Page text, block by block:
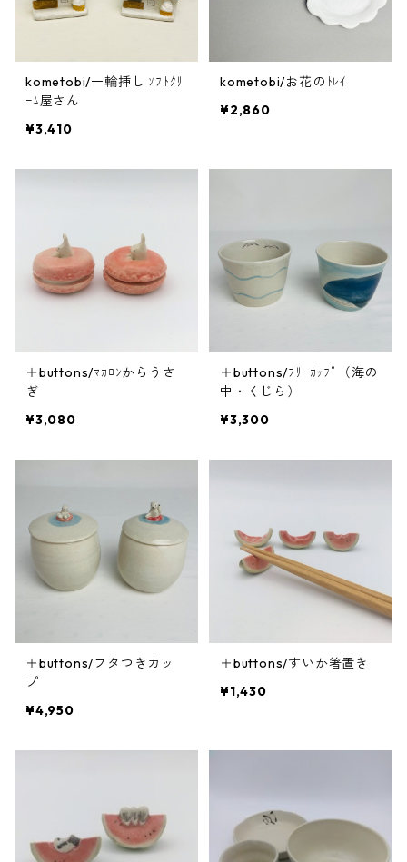
kometobi/一輪挿し ｿﾌﾄｸﾘ
ｰﾑ屋さん
¥3,410
kometobi/お花のﾄﾚｲ
¥2,860
＋buttons/ﾏｶﾛﾝからうさ
ぎ
¥3,080
＋buttons/ﾌﾘｰｶｯﾌﾟ（海の
中・くじら）
¥3,300
＋buttons/フタつきカッ
プ
¥4,950
＋buttons/すいか箸置き
¥1,430